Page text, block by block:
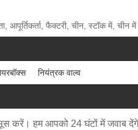
आपूर्तिकर्ता, फैक्टरी, चीन, स्टॉक में, चीन
नियंत्रक वाल्व
करें। हम आपको 24 घंटों में जवाब